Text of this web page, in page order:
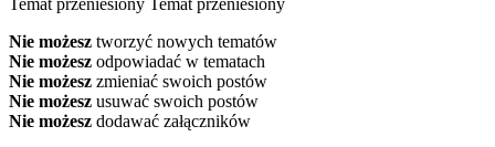
Temat przeniesiony Temat przeniesiony
Nie możesz tworzyć nowych tematów
Nie możesz odpowiadać w tematach
Nie możesz zmieniać swoich postów
Nie możesz usuwać swoich postów
Nie możesz dodawać załączników